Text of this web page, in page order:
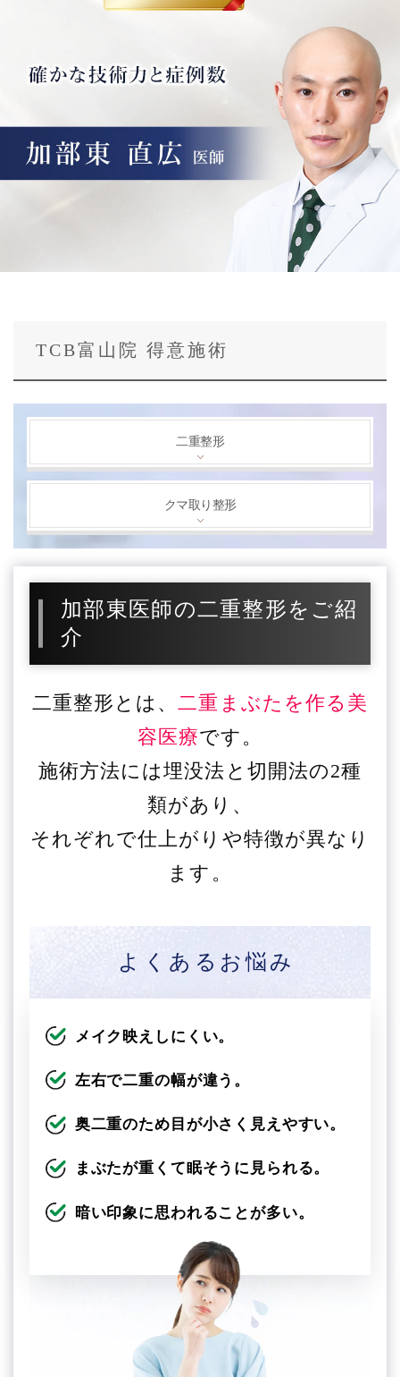
TCB富山院 得意施術
二重整形
クマ取り整形
加部東医師の二重整形をご紹
介
二重整形とは、二重まぶたを作る美
容医療です。
施術方法には埋没法と切開法の2種
類があり、
それぞれで仕上がりや特徴が異なり
ます。
よくあるお悩み
メイク映えしにくい。
左右で二重の幅が違う。
奥二重のため目が小さく見えやすい。
まぶたが重くて眠そうに見られる。
暗い印象に思われることが多い。